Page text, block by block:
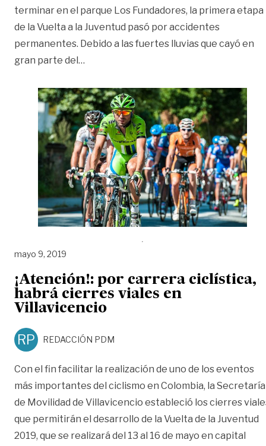
terminar en el parque Los Fundadores, la primera etapa
de la Vuelta a la Juventud pasó por accidentes
permanentes. Debido a las fuertes lluvias que cayó en
gran parte del…
mayo 9, 2019
¡Atención!: por carrera ciclística,
habrá cierres viales en
Villavicencio
RP REDACCIÓN PDM
Con el fin facilitar la realización de uno de los eventos
más importantes del ciclismo en Colombia, la Secretaría
de Movilidad de Villavicencio estableció los cierres
que permitirán el desarrollo de la Vuelta de la Juventud
2019, que se realizará del 13 al 16 de mayo en capital